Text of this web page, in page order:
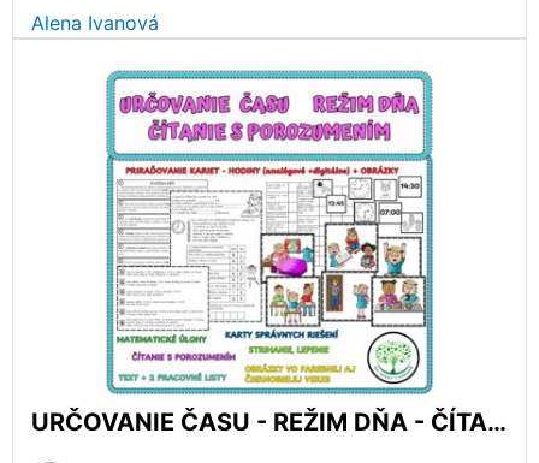
Alena Ivanová
URČOVANIE ČASU - REŽIM DŇA - ČÍTANIE S POROZUMENÍM